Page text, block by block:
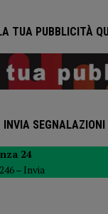
TUA PUBBLICITÀ
INVIA SEGNALAZIONI
24
– Invia